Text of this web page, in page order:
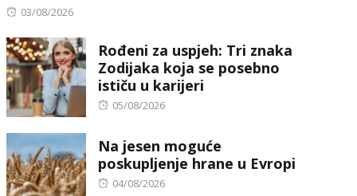
Posted
03/08/2026
Rođeni za uspjeh: Tri znaka
Zodijaka koja se posebno
ističu u karijeri
Posted
05/08/2026
Na jesen moguće
poskupljenje hrane u Evropi
Posted
04/08/2026